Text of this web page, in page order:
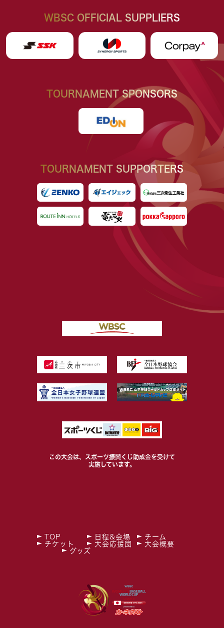
WBSC OFFICIAL SUPPLIERS
TOURNAMENT SPONSORS
TOURNAMENT SUPPORTERS
この大会は、スポーツ振興くじ助成金を受けて
実施しています。
TOP 日程&会場
チーム
チケット
大会応援団
大会概要
グッズ